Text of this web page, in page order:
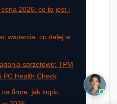
2026: co to jest i
wsparcia: co dalej w
sprzetowe: TPM
PC Health Check
na firme: jak kupic